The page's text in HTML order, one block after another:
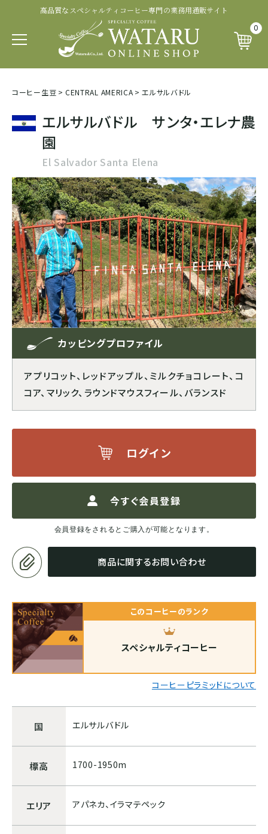
高品質なスペシャルティコーヒー専門の業務用通販サイト
0
コーヒー生豆 > CENTRAL AMERICA > エルサルバドル
エルサルバドル サンタ・エレナ農
園
El Salvador Santa Elena
カッピングプロファイル
アプリコット、レッドアップル、ミルクチョコレート、コ
コア、マリック、ラウンドマウスフィール、バランスド
ログイン
今すぐ会員登録
会員登録をされるとご購入が可能となります。
商品に関するお問い合わせ
このコーヒーのランク
スペシャルティコーヒー
コーヒーピラミッドについて
国 エルサルバドル
標高 1700-1950m
エリア アパネカ、イラマテペック
品種から探す
ブルボン
ジャパニカ
カトゥーラ
カトゥアイ
ゲイシャ
その他希少種
生産国から探す
イエメン
エチオピア
タンザニア
ケニア
ルワンダ
ブルンジ
CENTRAL AMERICA
メキシコ
グアテマラ
エルサルバドル
ホンジュラス
SOUTH AMERICA
ブラジル
商品ランクから探す
スペシャルティコーヒー
プレミアムコーヒー
コマーシャルコーヒー
生産処理から探す
ナチュラル
ハニープロセス
ブラックハニー
アナエロビック系プロセス
スマトラ式
ドライハル
その他独自プロセス
認証・その他から探す
レインフォレスト・アライアンス認証
その他の認証
カップ・オブ・エクセレンス等
ナショナル・ウィナー
カフェインレス
プライベートオークション
ソーシャルプロジェクト